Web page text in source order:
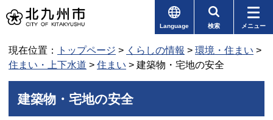
Language 検索 メニュー
現在位置： トップページ > くらしの情報 > 環境・住まい >
住まい・上下水道 > 住まい > 建築物・宅地の安全
建築物・宅地の安全